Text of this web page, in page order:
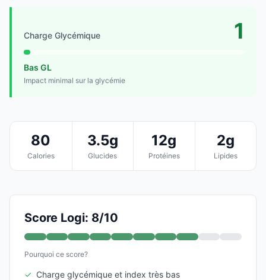
Charge Glycémique 1
Bas GL
Impact minimal sur la glycémie
80
Calories
3.5g
Glucides
12g
Protéines
2g
Lipides
Score Logi: 8/10
Pourquoi ce score?
✓ Charge glycémique et index très bas